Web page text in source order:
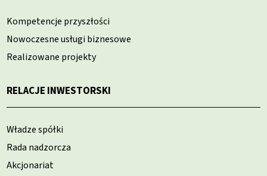
Kompetencje przyszłości
Nowoczesne usługi biznesowe
Realizowane projekty
RELACJE INWESTORSKI
Władze spółki
Rada nadzorcza
Akcjonariat